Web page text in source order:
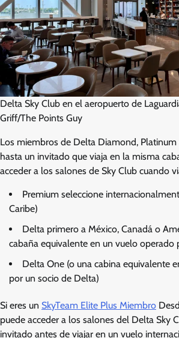
Delta Sky Club en el aeropuerto de
Griff/The Points Guy
Los miembros de Delta Diamond,
hasta un invitado que viaja en la misma
acceder a los salones de Sky Club cuando
Premium seleccione
Caribe)
Delta primero a México, Canadá o
cabaña equivalente en un vuelo operado
Delta One (o una cabina equivalente
por un socio de Delta)
Si eres un SkyTeam Elite Plus Miembro
puede acceder a los salones del Delta Sky
invitado antes de viajar en un vuelo